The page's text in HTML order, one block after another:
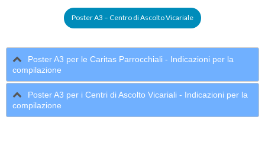
Poster A3 – Centro di Ascolto Vicariale
Poster A3 per le Caritas Parrocchiali - Indicazioni per la
compilazione
Poster A3 per i Centri di Ascolto Vicariali - Indicazioni per la
compilazione